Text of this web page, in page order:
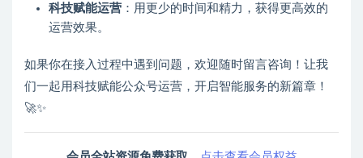
科技赋能运营 ：用更少的时间和精力，获得更高效的
运营效果。
如果你在接入过程中遇到问题，欢迎随时留言咨询！让我
们一起用科技赋能公众号运营，开启智能服务的新篇章！
🚀✨